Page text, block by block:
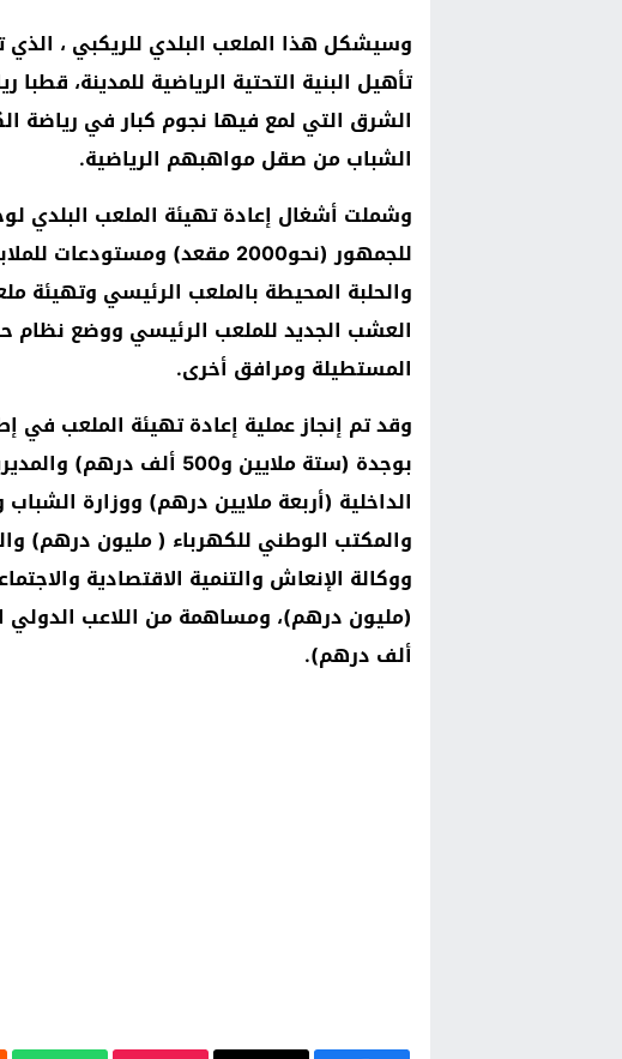
وسيشكل هذا الملعب البلدي للريكبي ، الذي
تأهيل البنية التحتية الرياضية للمدينة،
الشرق التي لمع فيها نجوم كبار في رياضة
الشباب من صقل مواهبهم الرياضية.
وشملت أشغال إعادة تهيئة الملعب البلدي
للجمهور (نحو2000 مقعد)
والحلبة المحيطة بالملعب الرئيسي وتهيئة
العشب الجديد للملعب الرئيسي ووضع نظام
المستطيلة ومرافق أخرى.
وقد تم إنجاز عملية إعادة تهيئة الملعب في
بوجدة (ستة ملايين و500
والمكتب الوطني للكهرباء ( مليون درهم)
ووكالة الإنعاش والتنمية الاقتصادية
ألف درهم).